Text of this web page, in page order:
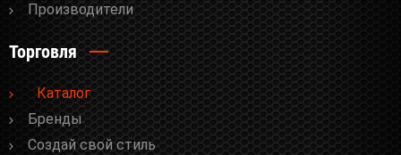
Производители
Торговля
Каталог
Бренды
Cоздай свой стиль